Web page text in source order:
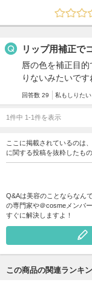
リップ用補正で
唇の色を補正目
りないみたいです
回答数 29 私もしりた
1件中 1-1件を表示
ここに掲載されているのは
に関する投稿を抜粋したもの
Q&Aは美容のことならなん
の専門家や＠cosmeメンバ
すぐに解決しますよ！
この商品の関連ランキ